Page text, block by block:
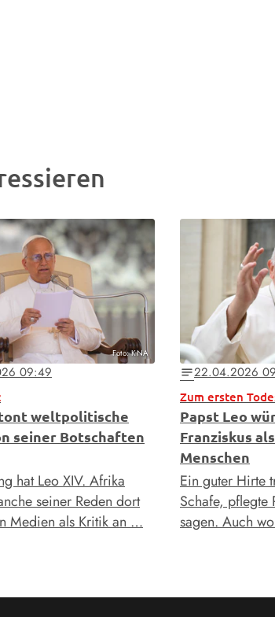
Foto: KNA
09:49
weltpolitische
seiner Botschaften
hat Leo XIV. Afrika
seiner Reden dort
Medien als Kritik an …
notes22.04.2026
Zum ersten
Papst Leo
Franziskus
Menschen
Ein guter Hirte
Schafe, pflegte
sagen. Auch